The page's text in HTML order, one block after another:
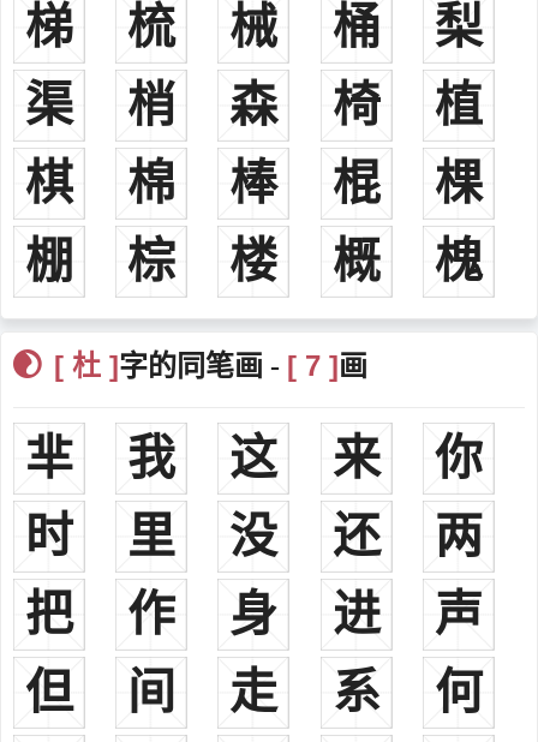
杜恕三国（198－252），京兆杜陵人。杜畿之子，三国时曹魏名
杜预西晋（222－285），京兆杜陵人。杜恕之子，西晋著名政治
家、军事家和学者，灭吴统一战争的统帅之一。
杜夔三国，河南人。三国曹魏时期著名音乐家，他长期总管歌舞
音乐，精心研究，以通晓音乐称于世。
杜育西晋（？－311），襄城邓陵人，杜袭之孙。杜育是中国茶
史上最早的茶学专家，他同时也是西晋二十四人文学集团中的一员。
杜稜南朝（？－580），南朝钱塘人。南朝梁国御史中丞秘书
杜伏威隋末（598－624），齐州章丘人。隋末农民起义首领。
杜顺唐朝（557－640），京兆万年人。唐朝高僧，为华严宗初
祖。十八岁出家，法号法顺，师事因圣寺之僧珍，受习定业，后住于
终南山，宣扬华严教纲。后人尊为华严宗第一祖，世称文殊化身、帝
心尊者、炖煌菩萨。
杜如晦唐朝（585－630），京兆杜陵人。唐朝宰相、著名政治
家，唐太宗时期与房玄龄共掌朝政，曾订定各种典意制度，时人合称
“房杜”。
杜淹唐朝（？—628），京兆杜陵人。唐朝宰相。尚书右仆射。
北周豫州刺史杜业孙、河内太守杜征之子。
梯
梳 械 桶
梨
渠
梢 森 椅
植
棋
棉 棒 棍
棵
棚
棕 楼 概 槐
[ 杜 ]字的同笔画 - [ 7 ]画
芈 我 这 来
你
时
里 没 还
两
把
作 身 进
声
但
间 走 系
何